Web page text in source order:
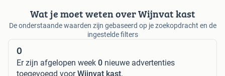
Wat je moet weten over Wijnvat kast
De onderstaande waarden zijn gebaseerd op je zoekopdracht en de
ingestelde filters
0
Er zijn afgelopen week 0 nieuwe advertenties
toegevoegd voorWijnvat kast.